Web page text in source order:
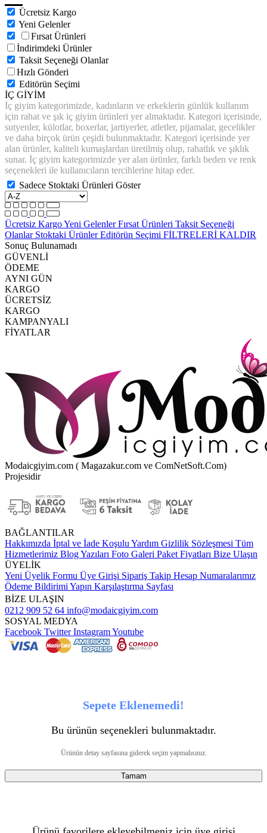
Ücretsiz Kargo
Yeni Gelenler
Fırsat Ürünleri
İndirimdeki Ürünler
Taksit Seçeneği Olanlar
Hızlı Gönderi
Editörün Seçimi
İÇ GİYİM
İç giyim kategorimizde, kadınların ve erkeklerin günlük kullanım
için rahat ve şık iç giyim ürünleri yer almaktadır. Kategori içerisinde,
sutyenler, külotlar, boxerlar, jartiyerler, atletler, pijamalar, gecelikler
ve daha birçok ürün çeşidi bulunmaktadır. Kategori içerisinde yer
alan ürünler, kaliteli kumaşlardan üretilmiş olup, rahatlık ve şıklık
sunar. İç giyim kategorimizde yer alan ürünler, farklı beden ve renk
seçenekleri ile kullanıcıların tercihlerine hitap eder.
Sadece Stoktaki Ürünleri Göster
Ücretsiz KargoYeni GelenlerFırsat Ürünleri Taksit Seçeneği
Olanlar Stoktaki ÜrünlerEditörün Seçimi FİLTRELERİ KALDIR
Sonuç Bulunamadı
GÜVENLİ
ÖDEME
AYNI GÜN
KARGO
ÜCRETSİZ
KARGO
KAMPANYALI
FİYATLAR
Modaicgiyim.com ( Magazakur.com ve ComNetSoft.Com)
Projesidir
BAĞLANTILAR
Hakkımızda İptal ve İade Koşulu Yardım Gizlilik Sözleşmesi Tüm
Hizmetlerimiz Blog Yazıları Foto Galeri Paket Fiyatları Bize Ulaşın
ÜYELİK
Yeni Üyelik Formu Üye Girişi Sipariş Takip Hesap Numaralarımız
Ödeme Bildirimi Yapın Karşılaştırma Sayfası
BİZE ULAŞIN
0212 909 52 64 info@modaicgiyim.com
SOSYAL MEDYA
Facebook TwitterInstagramYoutube
Sepete Eklenemedi!
Bu ürünün seçenekleri bulunmaktadır.
Ürünün detay sayfasına giderek seçim yapmalısınız.
Tamam